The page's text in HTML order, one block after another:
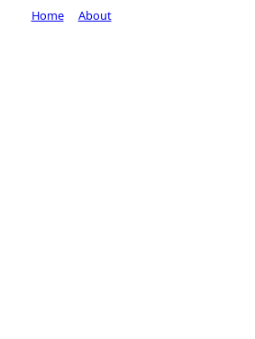
Home About